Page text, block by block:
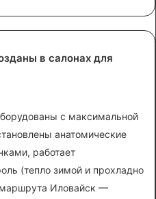
в салонах для
с максимальной
анатомические
работает
(тепло зимой и прохладно
Иловайск —